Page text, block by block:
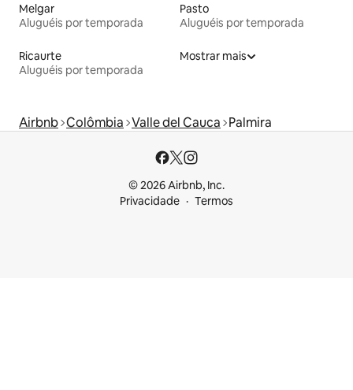
Melgar
Aluguéis por temporada
Pasto
Aluguéis por temporada
Ricaurte
Aluguéis por temporada
Mostrar mais
Airbnb Colômbia Valle del Cauca Palmira
© 2026 Airbnb, Inc.
Privacidade
Termos